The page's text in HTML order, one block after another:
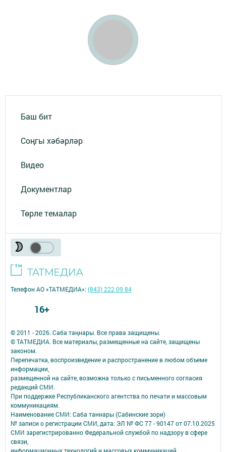
Баш бит
Соңгы хәбәрләр
Видео
Документлар
Төрле темалар
© 2011 - 2026. Саба таңнары. Все права защищены.
© ТАТМЕДИА. Все материалы, размещенные на сайте, защищены
законом.
Перепечатка, воспроизведение и распространение в любом объеме
информации,
размещенной на сайте, возможна только с письменного согласия
редакций СМИ.
При поддержке Республиканского агентства по печати и массовым
коммуникациям.
Наименование СМИ: Саба таннары (Сабинские зори)
№ записи о регистрации СМИ, дата: ЭЛ № ФС 77 - 90147 от 07.10.2025
СМИ зарегистрированно Федеральной службой по надзору в сфере
связи,
информационных технологий и массовых коммуникаций
Телефон АО «ТАТМЕДИА»:(843) 222 09 84
16+